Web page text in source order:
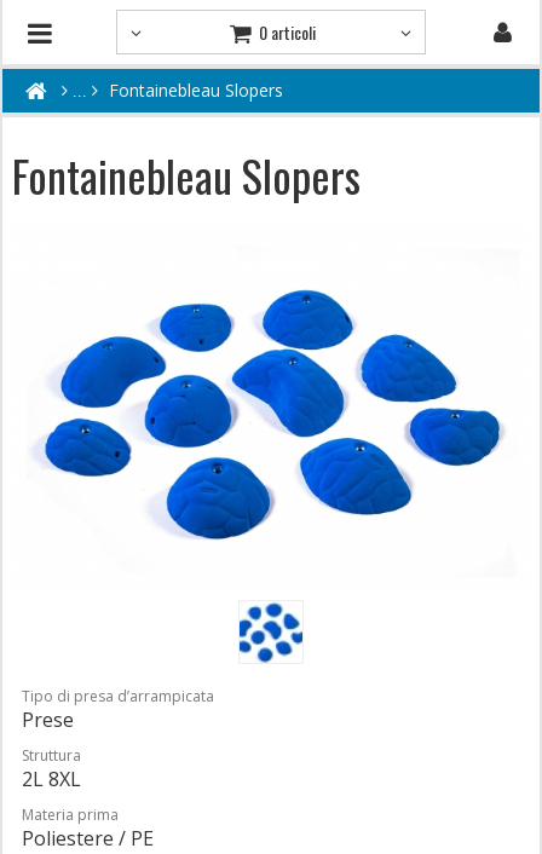
0 articoli
Fontainebleau Slopers
Fontainebleau Slopers
Tipo di presa d’arrampicata
Prese
Struttura
2L 8XL
Materia prima
Poliestere / PE